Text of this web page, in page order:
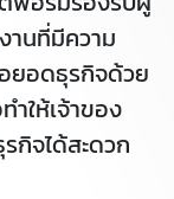
านที่มีความ
ยอดธุรกิจด้วย
ให้เจ้าของ
กิจได้สะดวก